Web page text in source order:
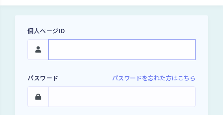
個人ページID
パスワード パスワードを忘れた方はこちら